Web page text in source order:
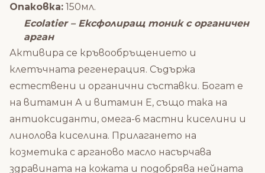
Опаковка: 150мл.
Ecolatier – Ексфолиращ тоник с органичен
арган
Активира се кръвообръщението и
клетъчната регенерация. Съдържа
естествени и органични съставки. Богат е
на витамин А и витамин Е, също така на
антиоксиданти, омега-6 мастни киселини и
линолова киселина. Прилагането на
козметика с арганово масло насърчава
здравината на кожата и подобрява нейната